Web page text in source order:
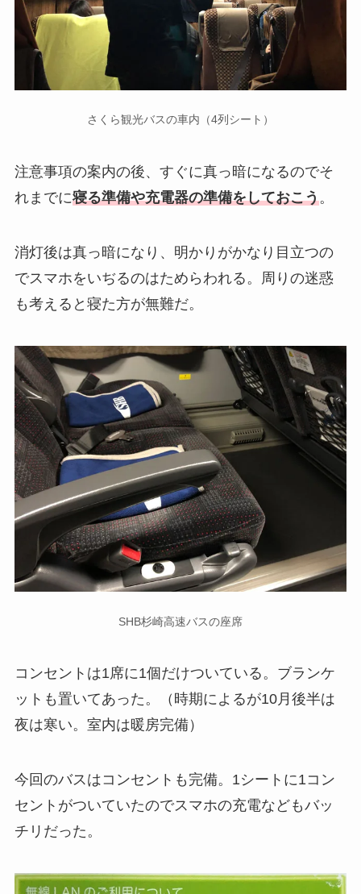
さくら観光バスの車内（4列シート）
注意事項の案内の後、すぐに真っ暗になるのでそ
れまでに寝る準備や充電器の準備をしておこう。
消灯後は真っ暗になり、明かりがかなり目立つの
でスマホをいぢるのはためらわれる。周りの迷惑
も考えると寝た方が無難だ。
SHB杉崎高速バスの座席
コンセントは1席に1個だけついている。ブランケ
ットも置いてあった。（時期によるが10月後半は
夜は寒い。室内は暖房完備）
今回のバスはコンセントも完備。1シートに1コン
セントがついていたのでスマホの充電などもバッ
チリだった。